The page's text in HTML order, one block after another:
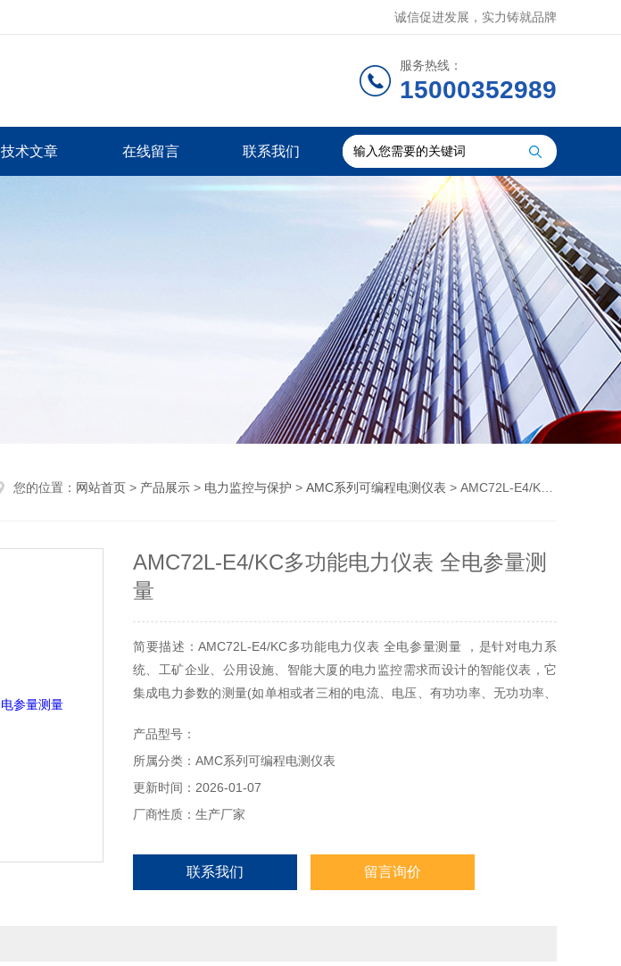
诚信促进发展，实力铸就品牌
服务热线：
15000352989
技术文章 在线留言 联系我们
您的位置： 网站首页 > 产品展示 > 电力监控与保护 > AMC系列可编程电测仪表 > AMC72L-E4/KC多功能电力仪表 全电参量测量
AMC72L-E4/KC多功能电力仪表 全电参量测
量
简要描述：AMC72L-E4/KC多功能电力仪表 全电参量测量 ，是针对电力系
统、工矿企业、公用设施、智能大厦的电力监控需求而设计的智能仪表，它
集成电力参数的测量(如单相或者三相的电流、电压、有功功率、无功功率、
产品型号：
所属分类：AMC系列可编程电测仪表
更新时间：2026-01-07
厂商性质：生产厂家
联系我们 留言询价